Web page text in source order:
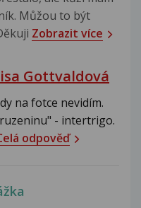
Můžou to být
Zobrazit více
Gottvaldová
na fotce nevidím.
- intertrigo.
odpověď